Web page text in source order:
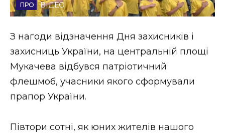
Втрачений Ужгород
Втрачений Ужгород (відеоверсія)
ЗАКАРПАТСЬКІ НОВИНИ
НОВИНИ ЗАХІДНОЇ УКРАЇНИ
ВІДЕО
З нагоди відзначення Дня захисників і
захисниць України, на центральній площі
Мукачева відбувся патріотичний
флешмоб, учасники якого сформували
прапор України.
Півтори сотні, як юних жителів нашого